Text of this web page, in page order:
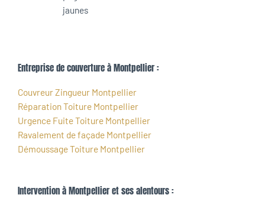
Entreprise de couverture à Montpellier :
Couvreur Zingueur Montpellier
Réparation Toiture Montpellier
Urgence Fuite Toiture Montpellier
Ravalement de façade Montpellier
Démoussage Toiture Montpellier
Intervention à Montpellier et ses alentours :